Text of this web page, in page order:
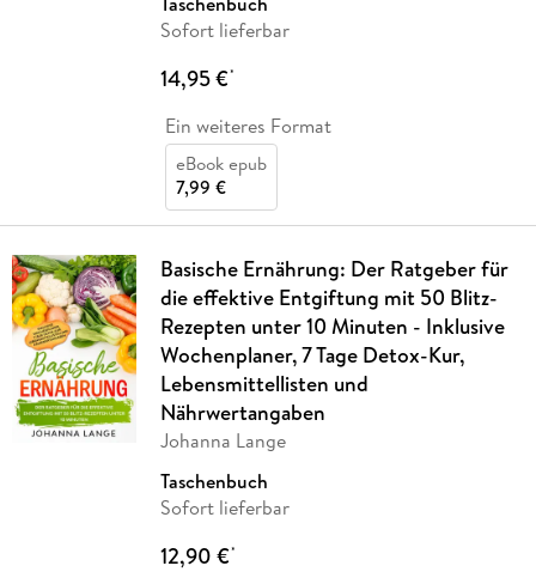
Sofort lieferbar
14,95 €*
Ein weiteres Format
eBook epub
7,99 €
Basische Ernährung: Der Ratgeber für
die effektive Entgiftung mit 50 Blitz-
Rezepten unter 10 Minuten - Inklusive
Wochenplaner, 7 Tage Detox-Kur,
Lebensmittellisten und
Nährwertangaben
Johanna Lange
Taschenbuch
Sofort lieferbar
12,90 €*